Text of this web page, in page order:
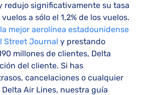
redujo significativamente su tasa
a sólo el 1,2% de los vuelos.
la mejor aerolínea estadounidense
Street Journal y prestando
millones de clientes, Delta
del cliente. Si has
cancelaciones o cualquier
Air Lines, nuestra guía